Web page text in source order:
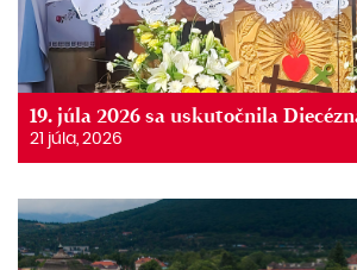
19. júla 2026 sa uskutočnila
21 júla, 2026